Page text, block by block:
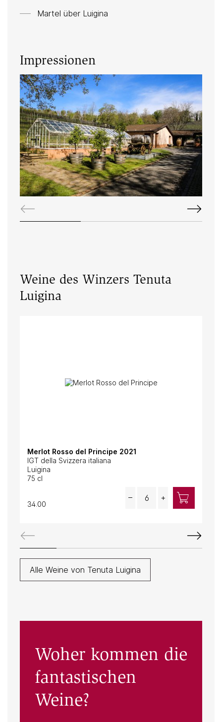
Martel über Luigina
Impressionen
Weine des Winzers Tenuta
Luigina
Merlot Rosso del Principe 2021
IGT della Svizzera italiana
Luigina
75 cl
34.00
– +
Alle Weine von Tenuta Luigina
Woher kommen die
fantastischen
Weine?